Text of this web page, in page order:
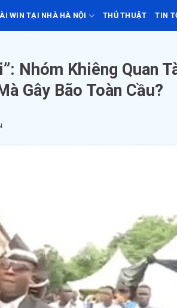
WIN TẠI NHÀ HÀ NỘI THỦ THUẬT TIN
Nhóm Khiêng Quan
Gây Bão Toàn Cầu?